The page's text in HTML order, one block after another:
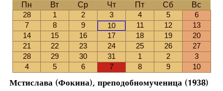
Пн
Вт Ср Чт Пт Сб
Вс
28
1 2 3 4 5
6
7
8 9 10 11 12
13
14
15 16 17 18 19
20
21
22 23 24 25 26
27
28
29 30 31 1 2
3
4
5 6 7 8 9 10
Мстислава (Фокина), преподобномученица (1938)